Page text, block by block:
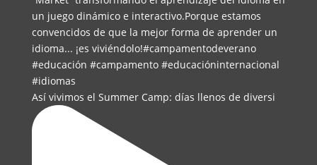
Así vivimos el Summer Camp: días llenos de diversi